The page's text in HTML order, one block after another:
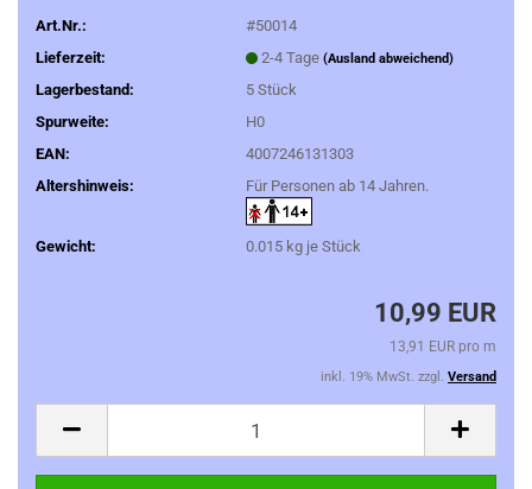
Art.Nr.:
#50014
Lieferzeit:
2-4 Tage (Ausland abweichend)
Lagerbestand: 5 Stück
Spurweite:
H0
EAN:
4007246131303
Altershinweis:
Für Personen ab 14 Jahren.
Gewicht: 0.015kg je Stück
10,99 EUR
13,91 EUR pro m
inkl. 19% MwSt. zzgl. Versand